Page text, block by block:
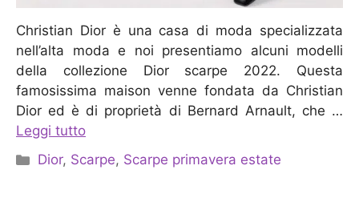
Christian Dior è una casa di moda specializzata
nell’alta moda e noi presentiamo alcuni modelli
della collezione Dior scarpe 2022. Questa
famosissima maison venne fondata da Christian
Dior ed è di proprietà di Bernard Arnault, che …
Leggi tutto
Categorie
Dior, Scarpe, Scarpe primavera estate